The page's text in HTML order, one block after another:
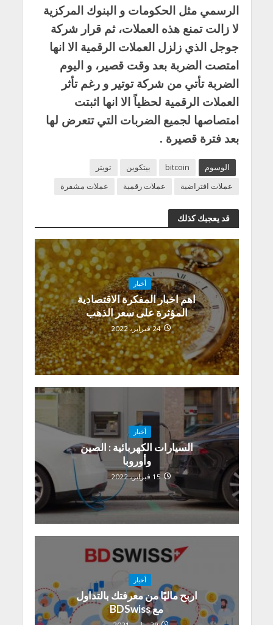
الرسمي مثل الحكومات و البنوك المركزية
لا زالت تمنع هذه العملات، ثم قرار شركة
جوجل الذي زلزل العملات الرقمية الا انها
امتصت الضربة بعد وقت قصير، و اليوم
الضربة تأتي من شركة توتير و رغم تأثر
العملات الرقمية لحظياً الا انها اثبتت
امتصاصها لجميع الضربات التي تتعرض لها
بعد فترة قصيرة .
الوسوم bitcoin بيتكوين
تويتر
عملات افتراضية
عملات رقمية عملات مشفرة
قد يعجبك كذلك
أخبار
اهم اخبار المفكرة الاقتصادية
المؤثرة على سعر الذهب
24 فبراير، 2022
أخبار
السيارات الكهربائية : الصين
وأوروبا
15 فبراير، 2022
أخبار
اربح ماليًا من معرفتك بالتداول
مع BDSwiss